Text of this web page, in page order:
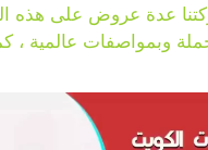
عدة عروض على هذه
وبمواصفات عالمية ،